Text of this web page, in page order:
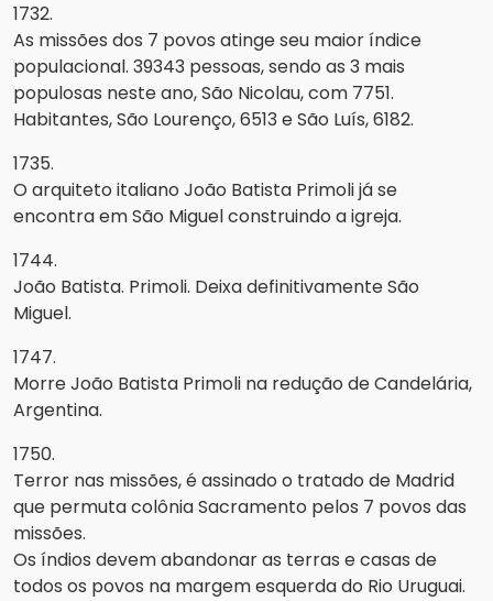
1732.
As missões dos 7 povos atinge seu maior índice
populacional. 39343 pessoas, sendo as 3 mais
populosas neste ano, São Nicolau, com 7751.
Habitantes, São Lourenço, 6513 e São Luís, 6182.
1735.
O arquiteto italiano João Batista Primoli já se
encontra em São Miguel construindo a igreja.
1744.
João Batista. Primoli. Deixa definitivamente São
Miguel.
1747.
Morre João Batista Primoli na redução de Candelária,
Argentina.
1750.
Terror nas missões, é assinado o tratado de Madrid
que permuta colônia Sacramento pelos 7 povos das
missões.
Os índios devem abandonar as terras e casas de
todos os povos na margem esquerda do Rio Uruguai.